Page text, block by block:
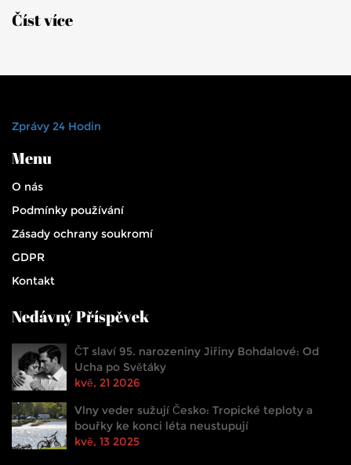
Číst více
Zprávy 24 Hodin
Menu
O nás
Podmínky používání
Zásady ochrany soukromí
GDPR
Kontakt
Nedávný Příspěvek
ČT slaví 95. narozeniny Jiřiny Bohdalové: Od
Ucha po Světáky
kvě, 21 2026
Vlny veder sužují Česko: Tropické teploty a
bouřky ke konci léta neustupují
kvě, 13 2025